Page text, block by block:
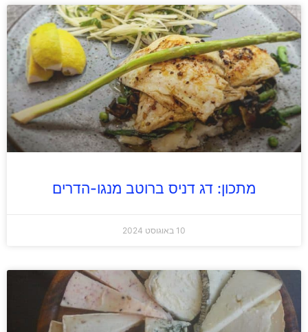
מתכון: דג דניס ברוטב מנגו-הדרים
10 באוגוסט 2024